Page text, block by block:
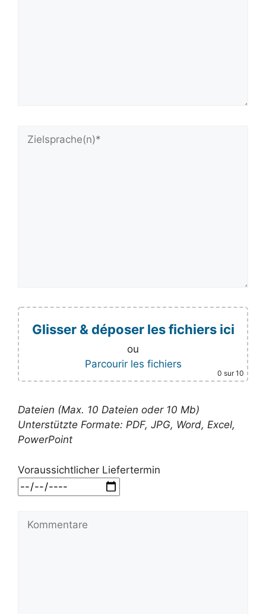
Glisser & déposer les fichiers ici
ou
Parcourir les fichiers
0 sur 10
Dateien (Max. 10 Dateien oder 10 Mb)
Unterstützte Formate: PDF, JPG, Word, Excel,
PowerPoint
Voraussichtlicher Liefertermin